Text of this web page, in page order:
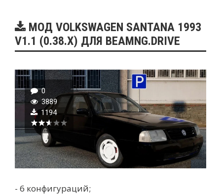
МОД VOLKSWAGEN SANTANA 1993
V1.1 (0.38.X) ДЛЯ BEAMNG.DRIVE
0
3889
1194
- 6 конфигураций;